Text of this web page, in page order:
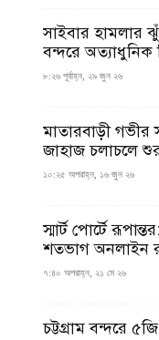
সাইবার হামলার
বন্দরে অত্যাধুনিক
৮:২৬ পূর্বাহ্ন, ২৯ জুন ২৬
মাতারবাড়ী গভীর
জাহাজ চলাচলে
১০:২৫ অপরাহ্ন, ১৬ জুন ২৬
স্মার্ট পোর্টে
শতভাগ অনলাইন
৭:৪০ অপরাহ্ন, ২১ মে ২৬
চট্টগ্রাম বন্দরে